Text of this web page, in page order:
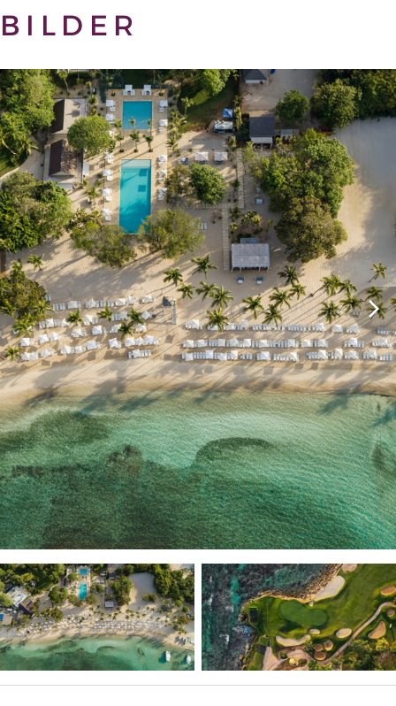
BILDER